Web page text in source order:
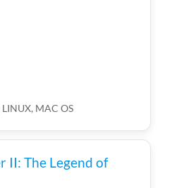
MAC OS
II: The Legend of